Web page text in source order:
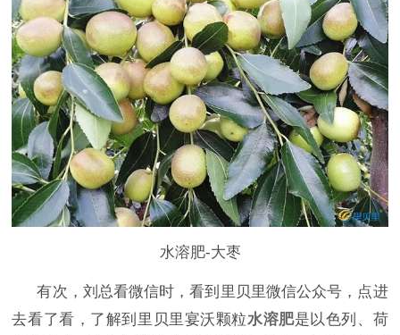
水溶肥-大枣
有次，刘总看微信时，看到里贝里微信公众号，点进
去看了看，了解到里贝里宴沃颗粒水溶肥是以色列、荷